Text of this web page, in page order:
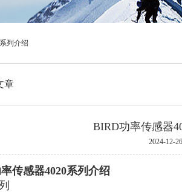
列介绍
章
BIRD功率传感器
2024-12-26
传感器4020系列介绍